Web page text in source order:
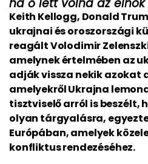
ha ő lett volna az elnök
Keith Kellogg, Donald
ukrajnai és oroszországi
reagált Volodimir
amelynek értelmében az
adják vissza nekik azokat
amelyekről Ukrajna
tisztviselő arról is beszélt,
olyan tárgyalásra,
Európában, amelyek
konfliktus rendezéséhez.